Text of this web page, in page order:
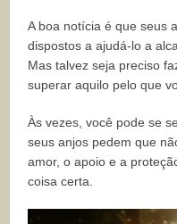
A boa notícia é que seus
dispostos a ajudá-lo a
Mas talvez seja preciso
superar aquilo pelo que
Às vezes, você pode se
seus anjos pedem que
amor, o apoio e a
coisa certa.